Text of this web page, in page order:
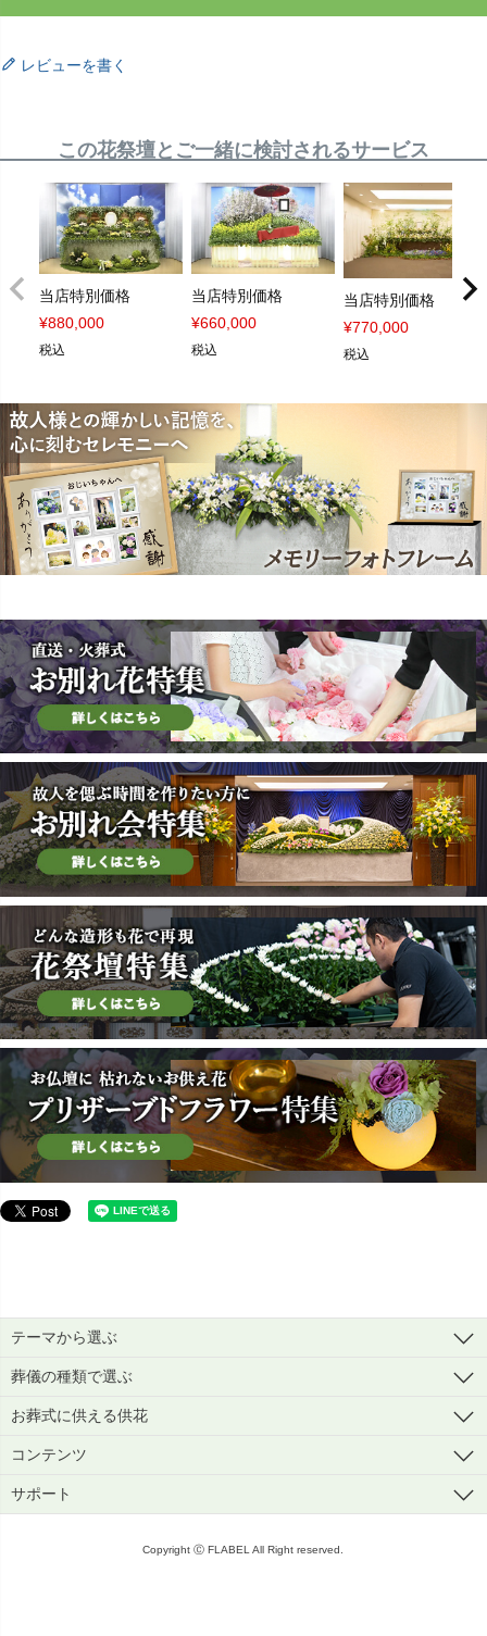
レビューを書く
この花祭壇とご一緒に検討されるサービス
当店特別価格
¥880,000
税込
当店特別価格
¥660,000
税込
当店特別価格
¥770,000
税込
テーマから選ぶ
葬儀の種類で選ぶ
お葬式に供える供花
コンテンツ
サポート
Copyright Ⓒ FLABEL All Right reserved.